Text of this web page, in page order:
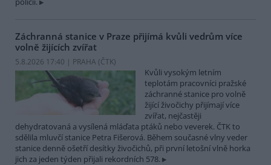
Záchranná stanice v Praze přijímá kvůli vedrům více
volně žijících zvířat
5.8.2026 17:40 | PRAHA (ČTK)
Kvůli vysokým letním
teplotám pracovníci pražské
záchranné stanice pro volně
žijící živočichy přijímají více
zvířat, nejčastěji
dehydratovaná a vysílená mláďata ptáků nebo veverek. ČTK to
sdělila mluvčí stanice Petra Fišerová. Během současné vlny veder
stanice denně ošetří desítky živočichů, při první letošní vlně horka
jich za jeden týden přijali rekordních 578.